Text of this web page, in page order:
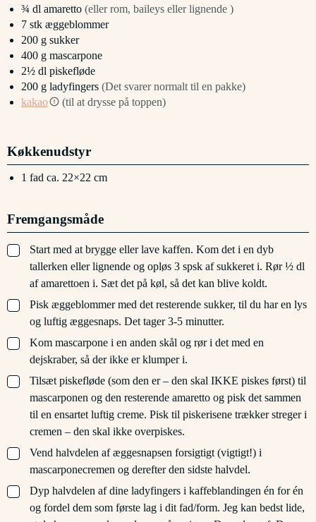
¾ dl amaretto (eller rom, baileys eller lignende )
7 stk æggeblommer
200 g sukker
400 g mascarpone
2½ dl piskefløde
200 g ladyfingers (Det svarer normalt til en pakke)
kakao
(til at drysse på toppen)
Køkkenudstyr
1 fad ca. 22×22 cm
Fremgangsmåde
▢
Start med at brygge eller lave kaffen. Kom det i en dyb
tallerken eller lignende og opløs 3 spsk af sukkeret i. Rør ½ dl
af amarettoen i. Sæt det på køl, så det kan blive koldt.
▢
Pisk æggeblommer med det resterende sukker, til du har en lys
og luftig æggesnaps. Det tager 3-5 minutter.
▢
Kom mascarpone i en anden skål og rør i det med en
dejskraber, så der ikke er klumper i.
▢
Tilsæt piskefløde (som den er – den skal IKKE piskes først) til
mascarponen og den resterende amaretto og pisk det sammen
til en ensartet luftig creme. Pisk til piskerisene trækker streger i
cremen – den skal ikke overpiskes.
▢
Vend halvdelen af æggesnapsen forsigtigt (vigtigt!) i
mascarponecremen og derefter den sidste halvdel.
▢
Dyp halvdelen af dine ladyfingers i kaffeblandingen én for én
og fordel dem som første lag i dit fad/form. Jeg kan bedst lide,